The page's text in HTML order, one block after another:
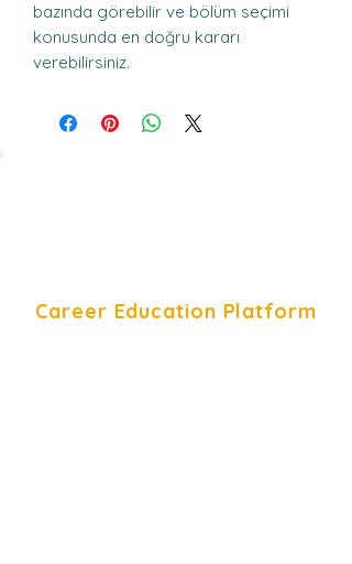
bazında görebilir ve bölüm seçimi
konusunda en doğru kararı
verebilirsiniz.
Career Education Platform